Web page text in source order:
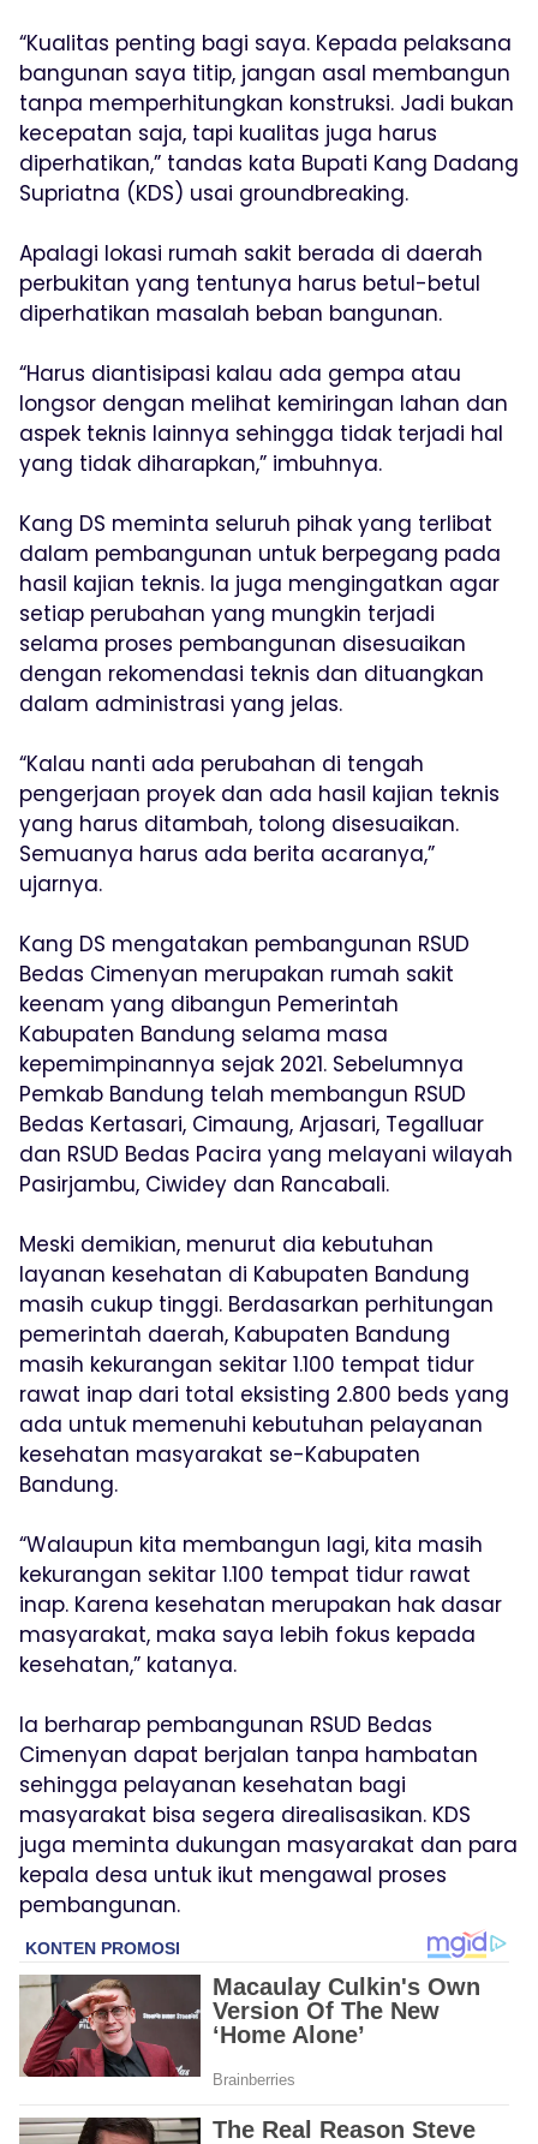
“Kualitas penting bagi saya. Kepada pelaksana
bangunan saya titip, jangan asal membangun
tanpa memperhitungkan konstruksi. Jadi bukan
kecepatan saja, tapi kualitas juga harus
diperhatikan,” tandas kata Bupati Kang Dadang
Supriatna (KDS) usai groundbreaking.
Apalagi lokasi rumah sakit berada di daerah
perbukitan yang tentunya harus betul-betul
diperhatikan masalah beban bangunan.
“Harus diantisipasi kalau ada gempa atau
longsor dengan melihat kemiringan lahan dan
aspek teknis lainnya sehingga tidak terjadi hal
yang tidak diharapkan,” imbuhnya.
Kang DS meminta seluruh pihak yang terlibat
dalam pembangunan untuk berpegang pada
hasil kajian teknis. Ia juga mengingatkan agar
setiap perubahan yang mungkin terjadi
selama proses pembangunan disesuaikan
dengan rekomendasi teknis dan dituangkan
dalam administrasi yang jelas.
“Kalau nanti ada perubahan di tengah
pengerjaan proyek dan ada hasil kajian teknis
yang harus ditambah, tolong disesuaikan.
Semuanya harus ada berita acaranya,”
ujarnya.
Kang DS mengatakan pembangunan RSUD
Bedas Cimenyan merupakan rumah sakit
keenam yang dibangun Pemerintah
Kabupaten Bandung selama masa
kepemimpinannya sejak 2021. Sebelumnya
Pemkab Bandung telah membangun RSUD
Bedas Kertasari, Cimaung, Arjasari, Tegalluar
dan RSUD Bedas Pacira yang melayani wilayah
Pasirjambu, Ciwidey dan Rancabali.
Meski demikian, menurut dia kebutuhan
layanan kesehatan di Kabupaten Bandung
masih cukup tinggi. Berdasarkan perhitungan
pemerintah daerah, Kabupaten Bandung
masih kekurangan sekitar 1.100 tempat tidur
rawat inap dari total eksisting 2.800 beds yang
ada untuk memenuhi kebutuhan pelayanan
kesehatan masyarakat se-Kabupaten
Bandung.
“Walaupun kita membangun lagi, kita masih
kekurangan sekitar 1.100 tempat tidur rawat
inap. Karena kesehatan merupakan hak dasar
masyarakat, maka saya lebih fokus kepada
kesehatan,” katanya.
Ia berharap pembangunan RSUD Bedas
Cimenyan dapat berjalan tanpa hambatan
sehingga pelayanan kesehatan bagi
masyarakat bisa segera direalisasikan. KDS
juga meminta dukungan masyarakat dan para
kepala desa untuk ikut mengawal proses
pembangunan.